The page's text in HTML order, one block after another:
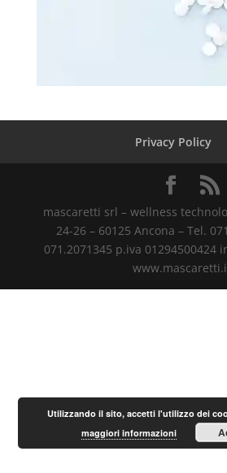
Privacy Policy
mascaretti srl – wellness
24-26 – 60125 Ancona – Tel.
071.2071345 p.iva 01294500424
Utilizzando il sito, accetti l'utilizzo dei
maggiori informazioni